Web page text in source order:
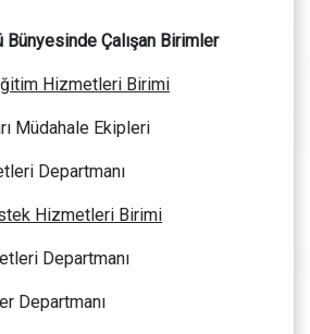
Çalışan Birimler
Hizmetleri Birimi
Müdahale Ekipleri
Departmanı
Hizmetleri Birimi
Departmanı
Departmanı